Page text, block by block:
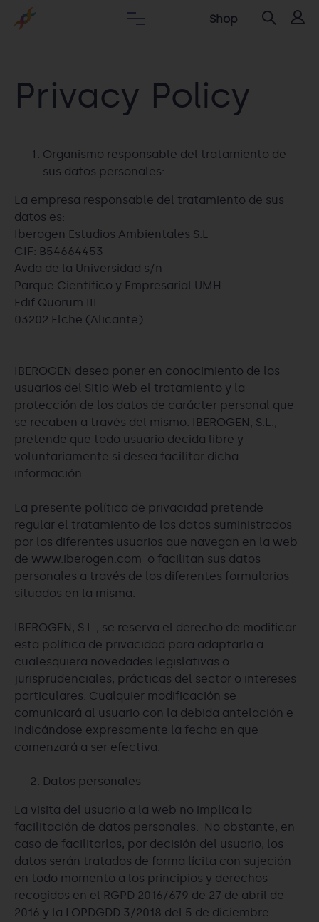
Shop
Privacy Policy
Organismo responsable del tratamiento de
sus datos personales:
La empresa responsable del tratamiento de sus
datos es:
Iberogen Estudios Ambientales S.L
CIF: B54664453
Avda de la Universidad s/n
Parque Científico y Empresarial UMH
Edif Quorum III
03202 Elche (Alicante)
IBEROGEN desea poner en conocimiento de los
usuarios del Sitio Web el tratamiento y la
protección de los datos de carácter personal que
se recaben a través del mismo. IBEROGEN, S.L.,
pretende que todo usuario decida libre y
voluntariamente si desea facilitar dicha
información.
La presente política de privacidad pretende
regular el tratamiento de los datos suministrados
por los diferentes usuarios que navegan en la web
de www.iberogen.com o facilitan sus datos
personales a través de los diferentes formularios
situados en la misma.
IBEROGEN, S.L., se reserva el derecho de modificar
esta política de privacidad para adaptarla a
cualesquiera novedades legislativas o
jurisprudenciales, prácticas del sector o intereses
particulares. Cualquier modificación se
comunicará al usuario con la debida antelación e
indicándose expresamente la fecha en que
comenzará a ser efectiva.
Datos personales
La visita del usuario a la web no implica la
facilitación de datos personales. No obstante, en
caso de facilitarlos, por decisión del usuario, los
datos serán tratados de forma lícita con sujeción
en todo momento a los principios y derechos
recogidos en el RGPD 2016/679 de 27 de abril de
2016 y la LOPDGDD 3/2018 del 5 de diciembre.